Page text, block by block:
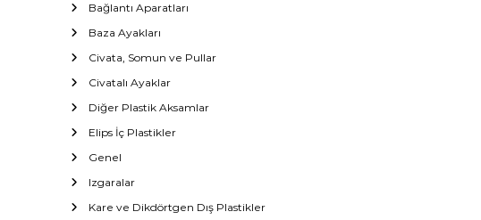
Bağlantı Aparatları
Baza Ayakları
Civata, Somun ve Pullar
Civatalı Ayaklar
Diğer Plastik Aksamlar
Elips İç Plastikler
Genel
Izgaralar
Kare ve Dikdörtgen Dış Plastikler